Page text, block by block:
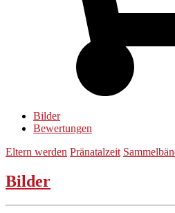
Bilder
Bewertungen
Eltern werden Pränatalzeit
Bilder